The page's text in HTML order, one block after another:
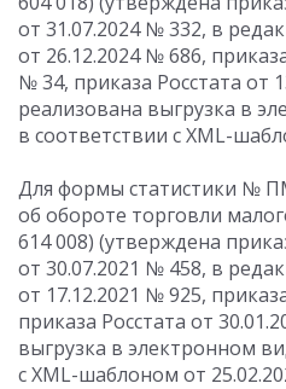
от 31.07.2024№ 332, в
от 26.12.2024№ 686,
№ 34, приказа Росстата от
реализована выгрузка в
в соответствии с XML-
Для формы статистики №
об обороте торговли
614 008) (утверждена
от 30.07.2021 № 458, в
от 17.12.2021 № 925,
приказа Росстата от
выгрузка в электронном
с XML-шаблоном от